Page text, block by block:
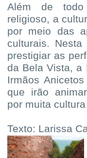
Além de
religioso, a
por meio das
culturais.
prestigiar as
da Bela Vista, a
Irmãos
que irão
por muita
Texto: Larissa